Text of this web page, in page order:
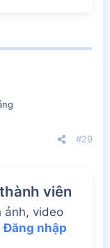
#29
viên
ảnh, video
Đăng nhập